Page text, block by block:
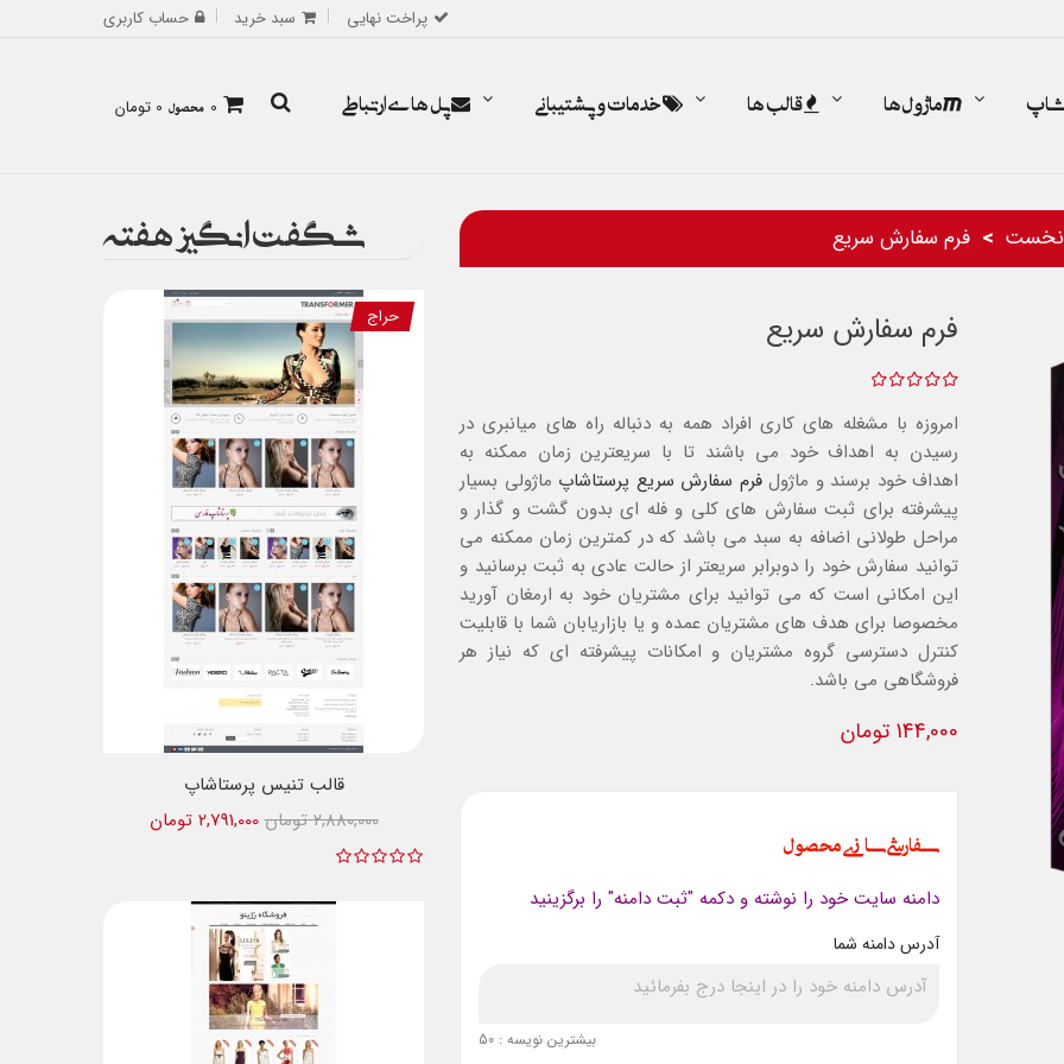
پراخت نهایی سبد خرید حساب کاربری
0 محصول 0 تومان ماژول ها قالب ها خدمات و پشتیبانی پل های ارتباطی
فرم سفارش سریع
فرم سفارش سریع
امروزه با مشغله های کاری افراد همه به دنباله راه های میانبری در
رسیدن به اهداف خود می باشند تا با سریعترین زمان ممکنه به
اهداف خود برسند و ماژولفرم سفارش سریع پرستاشاپ ماژولی بسیار
پیشرفته برای ثبت سفارش های کلی و فله ای بدون گشت و گذار و
مراحل طولانی اضافه به سبد می باشد که در کمترین زمان ممکنه می
توانید سفارش خود را دوبرابر سریعتر از حالت عادی به ثبت برسانید و
این امکانی است که می توانید برای مشتریان خود به ارمغان آورید
مخصوصا برای هدف های مشتریان عمده و یا بازاریابان شما با قابلیت
کنترل دسترسی گروه مشتریان و امکانات پیشرفته ای که نیاز هر
فروشگاهی می باشد.
144,000 تومان
سفارشی سازی محصول
دامنه سایت خود را نوشته و دکمه "ثبت دامنه" را برگزینید
آدرس دامنه شما
بیشترین نویسه : 50
شگفت انگیز هفته
حراج
قالب تنیس پرستاشاپ
2,791,000 تومان
2,880,000 تومان